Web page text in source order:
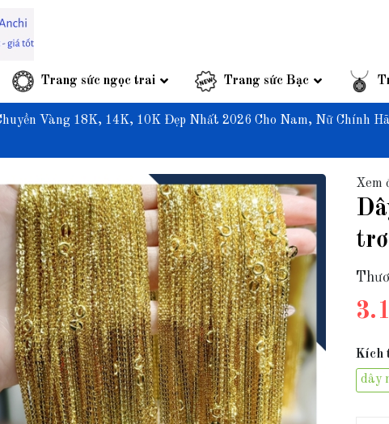
Trang sức ngọc trai Trang sức Bạc
Vàng 18K, 14K, 10K Đẹp Nhất 2026 Cho Nam, Nữ Chính
Xem
Kích
dây